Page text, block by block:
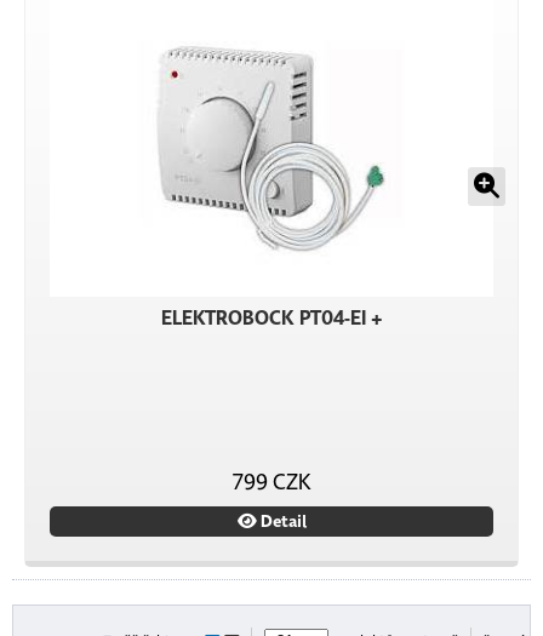
ELEKTROBOCK PT04-EI +
799 CZK
Detail